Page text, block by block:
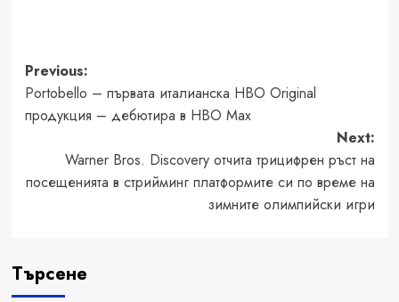
Post
navigation
Previous:
Portobello – първата италианска HBO Original
продукция – дебютира в HBO Max
Next:
Warner Bros. Discovery отчита трицифрен ръст на
посещенията в стрийминг платформите си по време на
зимните олимпийски игри
Търсене